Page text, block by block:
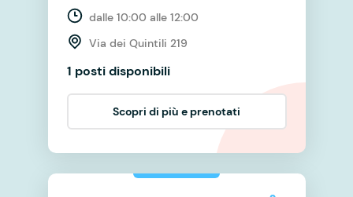
dalle 10:00 alle 12:00
Via dei Quintili 219
1 posti disponibili
Scopri di più e prenotati